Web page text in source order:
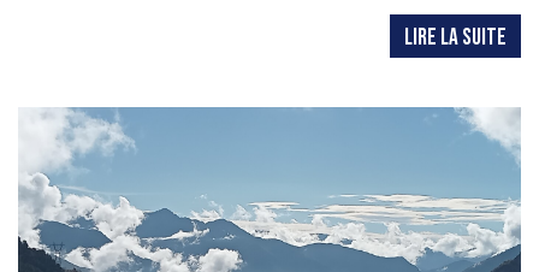
LIRE LA SUITE